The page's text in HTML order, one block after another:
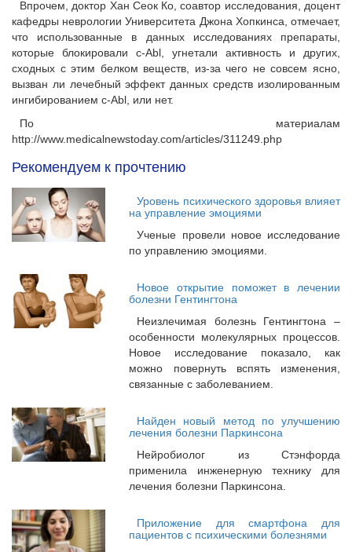
Впрочем, доктор Хан Сеок Ко, соавтор исследования, доцент
кафедры неврологии Университета Джона Хопкинса, отмечает,
что использованные в данных исследованиях препараты,
которые блокировали c-Abl, угнетали активность и других,
сходных с этим белком веществ, из-за чего не совсем ясно,
вызван ли лечебный эффект данных средств изолированным
ингибированием c-Abl, или нет.
По материалам
http://www.medicalnewstoday.com/articles/311249.php
Рекомендуем к прочтению
Уровень психического здоровья влияет
на управление эмоциями
Ученые провели новое исследование
по управлению эмоциями.
Новое открытие поможет в лечении
болезни Гентингтона
Неизлечимая болезнь Гентингтона –
особенности молекулярных процессов.
Новое исследование показало, как
можно повернуть вспять изменения,
связанные с заболеванием.
Найден новый метод по улучшению
лечения болезни Паркинсона
Нейробиолог из Стэнфорда
применила инженерную технику для
лечения болезни Паркинсона.
Приложение для смартфона для
пациентов с психическими болезнями